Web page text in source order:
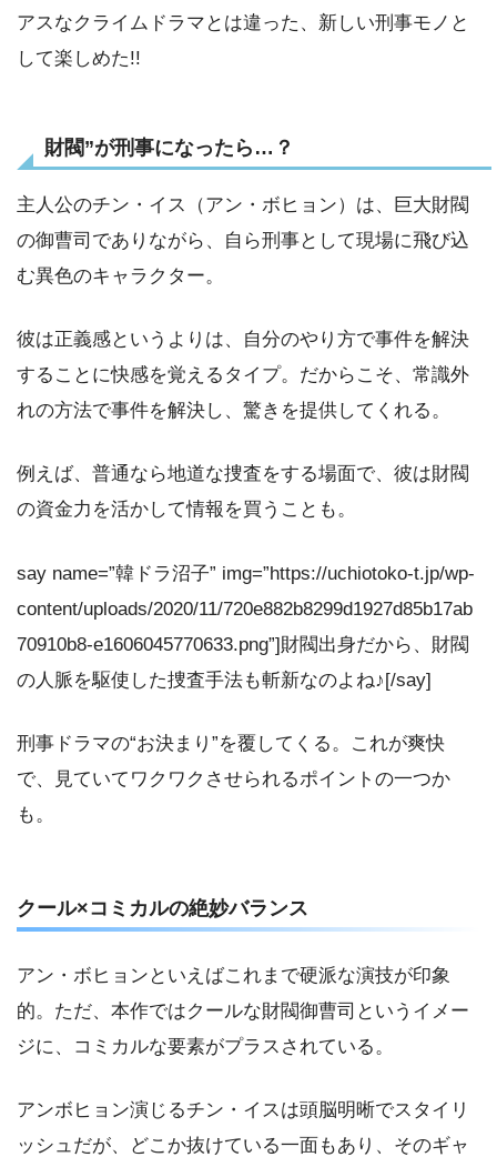
アスなクライムドラマとは違った、新しい刑事モノと
して楽しめた!!
財閥”が刑事になったら…？
主人公のチン・イス（アン・ボヒョン）は、巨大財閥
の御曹司でありながら、自ら刑事として現場に飛び込
む異色のキャラクター。
彼は正義感というよりは、自分のやり方で事件を解決
することに快感を覚えるタイプ。だからこそ、常識外
れの方法で事件を解決し、驚きを提供してくれる。
例えば、普通なら地道な捜査をする場面で、彼は財閥
の資金力を活かして情報を買うことも。
say name=”韓ドラ沼子” img=”https://uchiotoko-t.jp/wp-
content/uploads/2020/11/720e882b8299d1927d85b17ab
70910b8-e1606045770633.png”]財閥出身だから、財閥
の人脈を駆使した捜査手法も斬新なのよね♪[/say]
刑事ドラマの“お決まり”を覆してくる。これが爽快
で、見ていてワクワクさせられるポイントの一つか
も。
クール×コミカルの絶妙バランス
アン・ボヒョンといえばこれまで硬派な演技が印象
的。ただ、本作ではクールな財閥御曹司というイメー
ジに、コミカルな要素がプラスされている。
アンボヒョン演じるチン・イスは頭脳明晰でスタイリ
ッシュだが、どこか抜けている一面もあり、そのギャ